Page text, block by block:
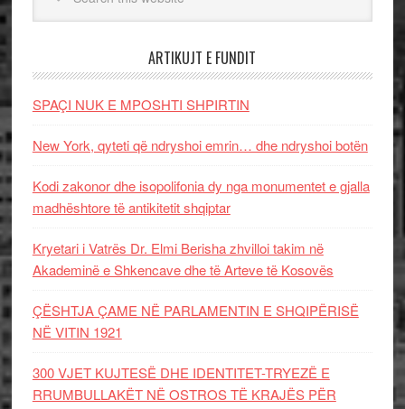
ARTIKUJT E FUNDIT
SPAÇI NUK E MPOSHTI SHPIRTIN
New York, qyteti që ndryshoi emrin… dhe ndryshoi botën
Kodi zakonor dhe isopolifonia dy nga monumentet e gjalla
madhështore të antikitetit shqiptar
Kryetari i Vatrës Dr. Elmi Berisha zhvilloi takim në
Akademinë e Shkencave dhe të Arteve të Kosovës
ÇËSHTJA ÇAME NË PARLAMENTIN E SHQIPËRISË
NË VITIN 1921
300 VJET KUJTESË DHE IDENTITET-TRYEZË E
RRUMBULLAKËT NË OSTROS TË KRAJËS PËR